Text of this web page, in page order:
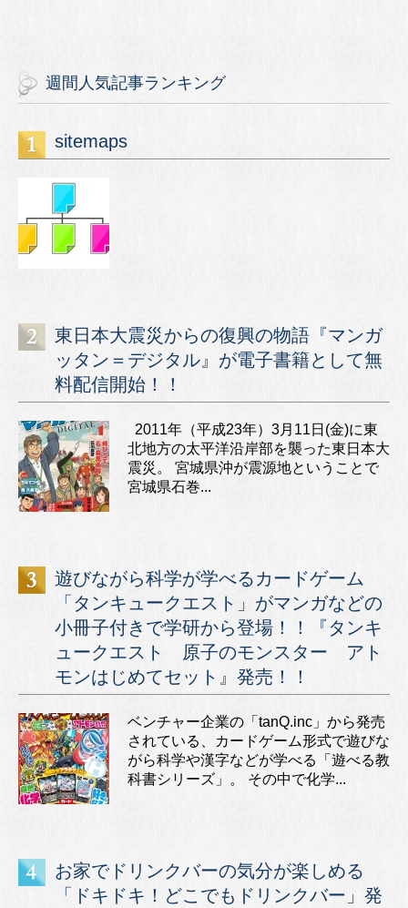
週間人気記事ランキング
sitemaps
東日本大震災からの復興の物語『マンガ
ッタン＝デジタル』が電子書籍として無
料配信開始！！
2011年（平成23年）3月11日(金)に東
北地方の太平洋沿岸部を襲った東日本大
震災。 宮城県沖が震源地ということで
宮城県石巻...
遊びながら科学が学べるカードゲーム
「タンキュークエスト」がマンガなどの
小冊子付きで学研から登場！！『タンキ
ュークエスト 原子のモンスター アト
モンはじめてセット』発売！！
ベンチャー企業の「tanQ.inc」から発売
されている、カードゲーム形式で遊びな
がら科学や漢字などが学べる「遊べる教
科書シリーズ」。 その中で化学...
お家でドリンクバーの気分が楽しめる
「ドキドキ！どこでもドリンクバー」発